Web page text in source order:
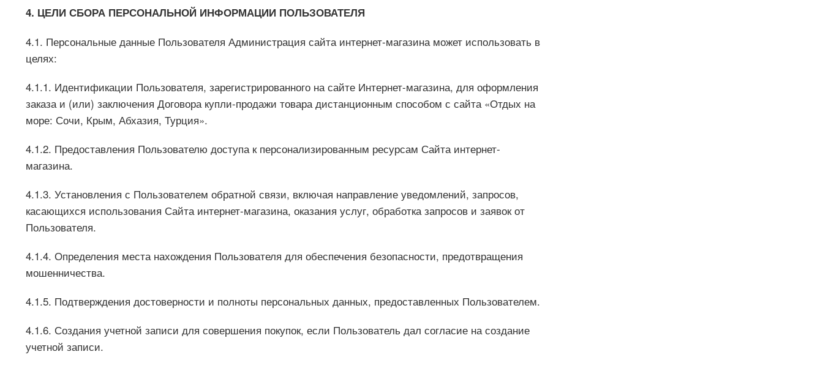
4. ЦЕЛИ СБОРА ПЕРСОНАЛЬНОЙ ИНФОРМАЦИИ ПОЛЬЗОВАТЕЛЯ
4.1. Персональные данные Пользователя Администрация сайта интернет-магазина может использовать в
целях:
4.1.1. Идентификации Пользователя, зарегистрированного на сайте Интернет-магазина, для оформления
заказа и (или) заключения Договора купли-продажи товара дистанционным способом с сайта «Отдых на
море: Сочи, Крым, Абхазия, Турция».
4.1.2. Предоставления Пользователю доступа к персонализированным ресурсам Сайта интернет-
магазина.
4.1.3. Установления с Пользователем обратной связи, включая направление уведомлений, запросов,
касающихся использования Сайта интернет-магазина, оказания услуг, обработка запросов и заявок от
Пользователя.
4.1.4. Определения места нахождения Пользователя для обеспечения безопасности, предотвращения
мошенничества.
4.1.5. Подтверждения достоверности и полноты персональных данных, предоставленных Пользователем.
4.1.6. Создания учетной записи для совершения покупок, если Пользователь дал согласие на создание
учетной записи.